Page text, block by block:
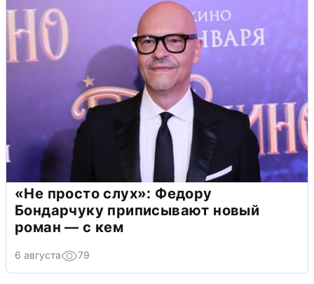
«Не просто слух»: Федору
Бондарчуку приписывают новый
роман — с кем
6 августа 79